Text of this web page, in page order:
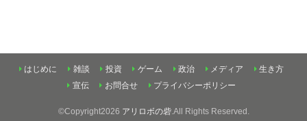
はじめに 雑談 投資 ゲーム 政治 メディア
生き方
宣伝
お問合せ プライバシーポリシー
©Copyright2026 アリロボの砦.All Rights Reserved.